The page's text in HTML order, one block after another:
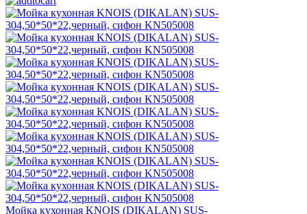
Мойка кухонная KNOIS (DIKALAN) SUS-